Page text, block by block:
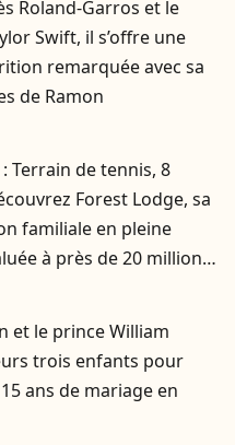
Roland-Garros et le
Swift, il s’offre une
remarquée avec sa
de Ramon
Terrain de tennis, 8
Forest Lodge, sa
familiale en pleine
à près de 20 millions
et le prince William
trois enfants pour
ans de mariage en